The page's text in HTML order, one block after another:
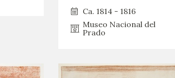
Ca. 1814 - 1816
Museo Nacional del
Prado